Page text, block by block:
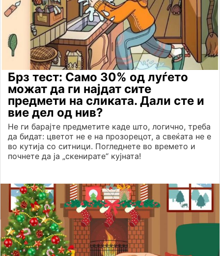
Брз тест: Само 30% од луѓето
можат да ги најдат сите
предмети на сликата. Дали сте и
вие дел од нив?
Не ги барајте предметите каде што, логично, треба
да бидат: цветот не е на прозорецот, а свеќата не е
во кутија со ситници. Погледнете во времето и
почнете да ја „скенирате“ кујната!